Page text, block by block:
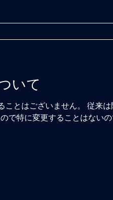
いて
とはございません。 従来
で特に変更することはない